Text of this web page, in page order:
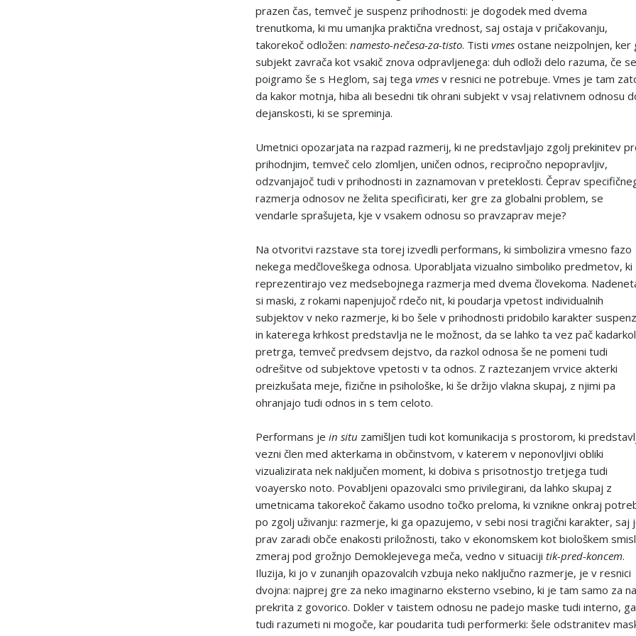
prazen čas, temveč je suspenz prihodnosti: je dogodek med dvema
trenutkoma, ki mu umanjka praktična vrednost, saj ostaja v pričakovanju,
takorekoč odložen: namesto-nečesa-za-tisto. Tisti vmes ostane neizpolnjen, ker
subjekt zavrača kot vsakič znova odpravljenega: duh odloži delo razuma, če se
poigramo še s Heglom, saj tega vmes v resnici ne potrebuje. Vmes je tam
da kakor motnja, hiba ali besedni tik ohrani subjekt v vsaj relativnem odnosu
dejanskosti, ki se spreminja.
Umetnici opozarjata na razpad razmerij, ki ne predstavljajo zgolj prekinitev
prihodnjim, temveč celo zlomljen, uničen odnos, recipročno nepopravljiv,
odzvanjajoč tudi v prihodnosti in zaznamovan v preteklosti. Čeprav
razmerja odnosov ne želita specificirati, ker gre za globalni problem, se
vendarle sprašujeta, kje v vsakem odnosu so pravzaprav meje?
Na otvoritvi razstave sta torej izvedli performans, ki simbolizira vmesno fazo
nekega medčloveškega odnosa. Uporabljata vizualno simboliko predmetov, ki
reprezentirajo vez medsebojnega razmerja med dvema človekoma.
si maski, z rokami napenjujoč rdečo nit, ki poudarja vpetost individualnih
subjektov v neko razmerje, ki bo šele v prihodnosti pridobilo karakter
in katerega krhkost predstavlja ne le možnost, da se lahko ta vez pač
pretrga, temveč predvsem dejstvo, da razkol odnosa še ne pomeni tudi
odrešitve od subjektove vpetosti v ta odnos. Z raztezanjem vrvice akterki
preizkušata meje, fizične in psihološke, ki še držijo vlakna skupaj, z njimi pa
ohranjajo tudi odnos in s tem celoto.
Performans je in situ zamišljen tudi kot komunikacija s prostorom, ki
vezni člen med akterkama in občinstvom, v katerem v neponovljivi obliki
vizualizirata nek naključen moment, ki dobiva s prisotnostjo tretjega tudi
voayersko noto. Povabljeni opazovalci smo privilegirani, da lahko skupaj z
umetnicama takorekoč čakamo usodno točko preloma, ki vznikne onkraj
po zgolj uživanju: razmerje, ki ga opazujemo, v sebi nosi tragični karakter, saj
prav zaradi obče enakosti priložnosti, tako v ekonomskem kot biološkem
zmeraj pod grožnjo Demoklejevega meča, vedno v situaciji tik-pred-koncem.
Iluzija, ki jo v zunanjih opazovalcih vzbuja neko naključno razmerje, je v resnici
dvojna: najprej gre za neko imaginarno eksterno vsebino, ki je tam samo za
prekrita z govorico. Dokler v taistem odnosu ne padejo maske tudi interno, ga
tudi razumeti ni mogoče, kar poudarita tudi performerki: šele odstranitev